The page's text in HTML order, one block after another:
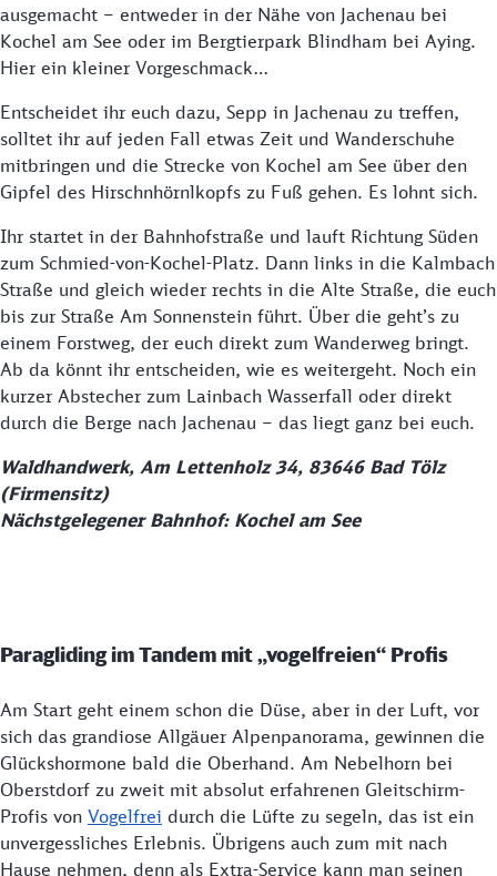
ausgemacht – entweder in der Nähe von Jachenau bei
Kochel am See oder im Bergtierpark Blindham bei Aying.
Hier ein kleiner Vorgeschmack…
Entscheidet ihr euch dazu, Sepp in Jachenau zu treffen,
solltet ihr auf jeden Fall etwas Zeit und Wanderschuhe
mitbringen und die Strecke von Kochel am See über den
Gipfel des Hirschnhörnlkopfs zu Fuß gehen. Es lohnt sich.
Ihr startet in der Bahnhofstraße und lauft Richtung Süden
zum Schmied-von-Kochel-Platz. Dann links in die Kalmbach
Straße und gleich wieder rechts in die Alte Straße, die euch
bis zur Straße Am Sonnenstein führt. Über die geht’s zu
einem Forstweg, der euch direkt zum Wanderweg bringt.
Ab da könnt ihr entscheiden, wie es weitergeht. Noch ein
kurzer Abstecher zum Lainbach Wasserfall oder direkt
durch die Berge nach Jachenau – das liegt ganz bei euch.
Waldhandwerk, Am Lettenholz 34, 83646 Bad Tölz
(Firmensitz)
Nächstgelegener Bahnhof: Kochel am See
Paragliding im Tandem mit „vogelfreien“ Profis
Am Start geht einem schon die Düse, aber in der Luft, vor
sich das grandiose Allgäuer Alpenpanorama, gewinnen die
Glückshormone bald die Oberhand. Am Nebelhorn bei
Oberstdorf zu zweit mit absolut erfahrenen Gleitschirm-
Profis von Vogelfrei durch die Lüfte zu segeln, das ist ein
unvergessliches Erlebnis. Übrigens auch zum mit nach
Hause nehmen, denn als Extra-Service kann man seinen